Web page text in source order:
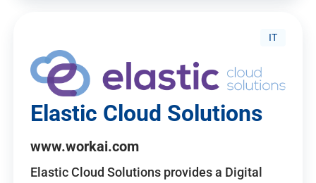
IT
Elastic Cloud Solutions
www.workai.com
Elastic Cloud Solutions provides a Digital